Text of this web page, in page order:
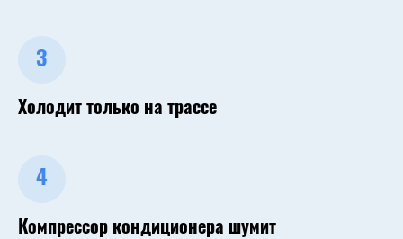
3
Холодит только на трассе
4
Компрессор кондиционера шумит